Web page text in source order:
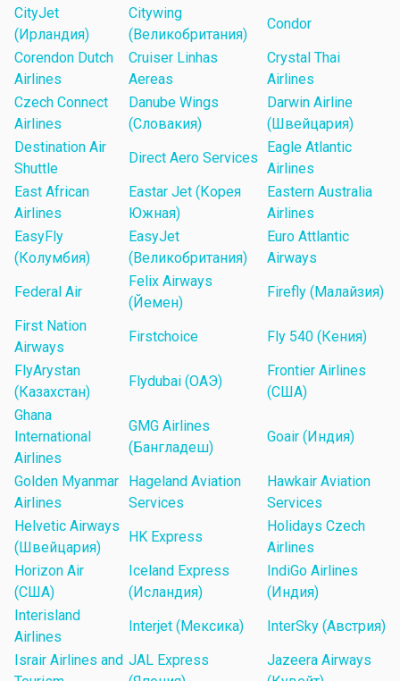
CityJet
(Ирландия)
Citywing
(Великобритания)
Condor
Corendon Dutch
Airlines
Cruiser Linhas
Aereas
Crystal Thai
Airlines
Czech Connect
Airlines
Danube Wings
(Словакия)
Darwin Airline
(Швейцария)
Destination Air
Shuttle
Direct Aero Services
Eagle Atlantic
Airlines
East African
Airlines
Eastar Jet (Корея
Южная)
Eastern Australia
Airlines
EasyFly
(Колумбия)
EasyJet
(Великобритания)
Euro Attlantic
Airways
Federal Air
Felix Airways
(Йемен)
Firefly (Малайзия)
First Nation
Airways
Firstchoice
Fly 540 (Кения)
FlyArystan
(Казахстан)
Flydubai (ОАЭ)
Frontier Airlines
(США)
Ghana
International
Airlines
GMG Airlines
(Бангладеш)
Goair (Индия)
Golden Myanmar
Airlines
Hageland Aviation
Services
Hawkair Aviation
Services
Helvetic Airways
(Швейцария)
HK Express
Holidays Czech
Airlines
Horizon Air
(США)
Iceland Express
(Исландия)
IndiGo Airlines
(Индия)
Interisland
Airlines
Interjet (Мексика)
InterSky (Австрия)
Israir Airlines and JAL Express
Jazeera Airways